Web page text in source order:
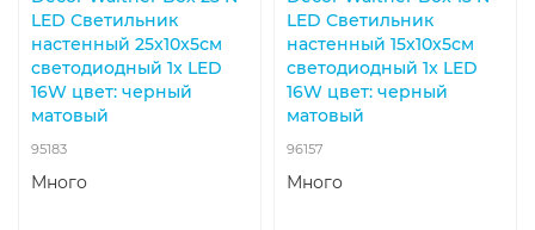
LED Светильник
настенный 25x10x5см
светодиодный 1x LED
16W цвет: черный
матовый
95183
Много
LED Светильник
настенный 15x10x5см
светодиодный 1x LED
16W цвет: черный
матовый
96157
Много